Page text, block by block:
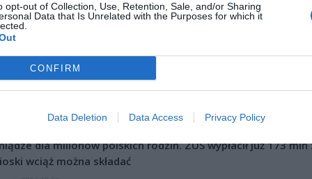
opt-out of Collection, Use, Retention, Sale, and/or Sharing
Data that Is Unrelated with the Purposes for which it
CONFIRM
Data Deletion Data Access Privacy Policy
nasz reporter Łukasz, który od dawna przyjaźni się z Marcinem
badania.
RÓWNIEŻ:
przecenił hit do kuchni. Air fryer tańszy aż o 150 zł, a to
2026 16:06
dla milionów polskich rodzin. ZUS wypłacił już 173 mln
wciąż można składać